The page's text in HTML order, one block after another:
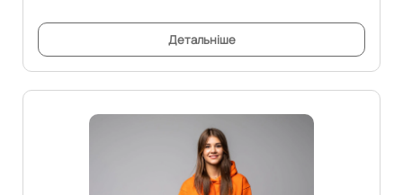
Детальніше